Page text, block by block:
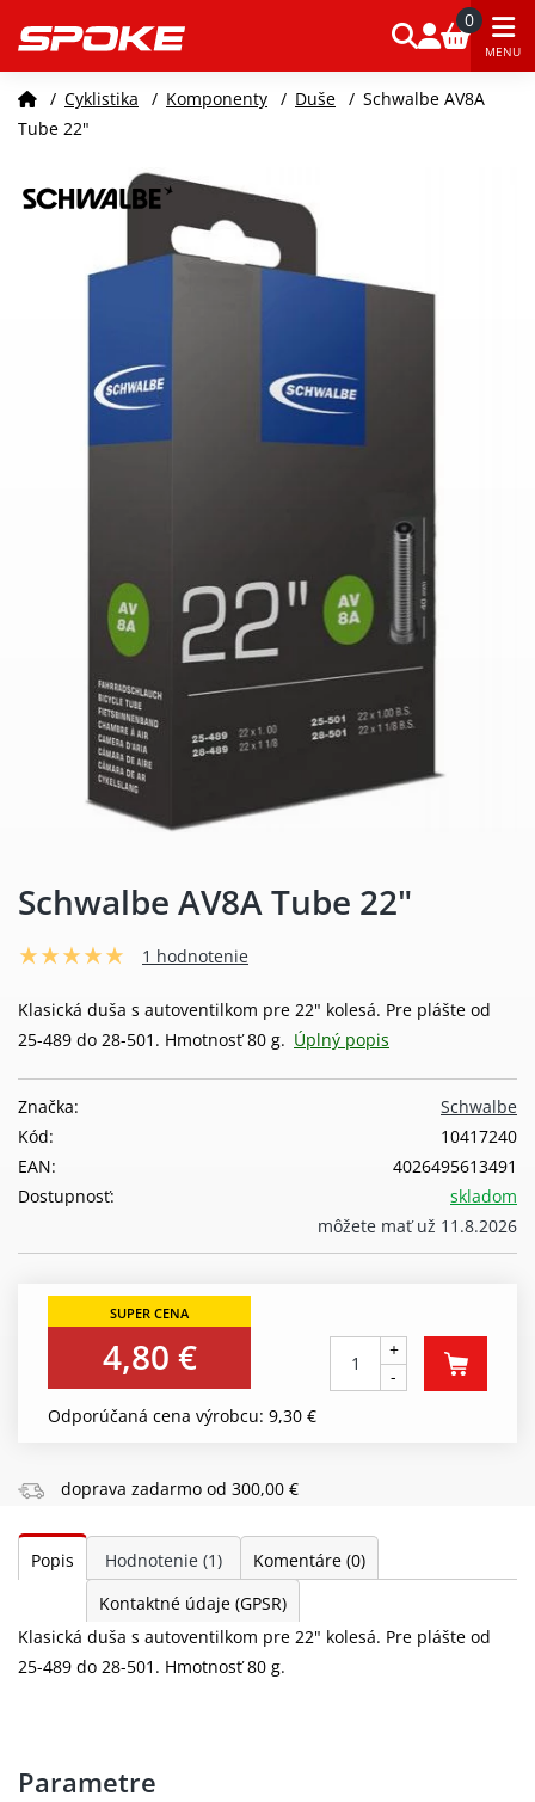
0
MENU
/ Cyklistika / Komponenty / Duše / Schwalbe AV8A
Tube 22"
Schwalbe AV8A Tube 22"
1 hodnotenie
Klasická duša s autoventilkom pre 22" kolesá. Pre plášte od
25-489 do 28-501. Hmotnosť 80 g. Úplný popis
Schwalbe
Značka:
10417240
Kód:
4026495613491
EAN:
skladom
môžete mať už 11.8.2026
Dostupnosť:
4,80 €
Odporúčaná cena výrobcu: 9,30 €
+
-
doprava zadarmo od 300,00 €
Popis Hodnotenie (1) Komentáre (0)
Kontaktné údaje (GPSR)
Klasická duša s autoventilkom pre 22" kolesá. Pre plášte od
25-489 do 28-501. Hmotnosť 80 g.
Parametre